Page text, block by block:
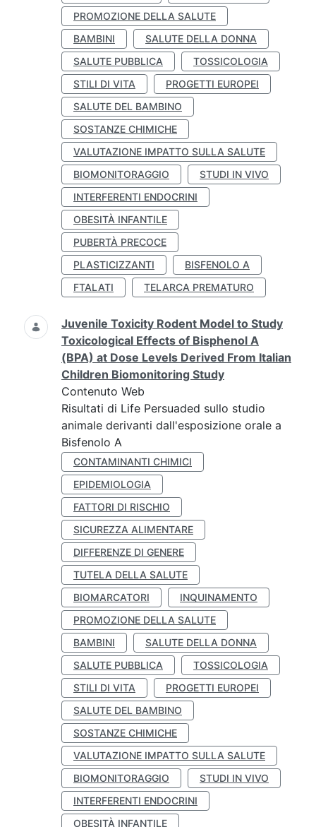
PROMOZIONE DELLA SALUTE
BAMBINI
SALUTE DELLA DONNA
SALUTE PUBBLICA
TOSSICOLOGIA
STILI DI VITA
PROGETTI EUROPEI
SALUTE DEL BAMBINO
SOSTANZE CHIMICHE
VALUTAZIONE IMPATTO SULLA SALUTE
BIOMONITORAGGIO
STUDI IN VIVO
INTERFERENTI ENDOCRINI
OBESITÀ INFANTILE
PUBERTÀ PRECOCE
PLASTICIZZANTI
BISFENOLO A
FTALATI
TELARCA PREMATURO
Juvenile Toxicity Rodent Model to Study
Toxicological Effects of Bisphenol A
(BPA) at Dose Levels Derived From Italian
Children Biomonitoring Study
Contenuto Web
Risultati di Life Persuaded sullo studio
animale derivanti dall'esposizione orale a
Bisfenolo A
CONTAMINANTI CHIMICI
EPIDEMIOLOGIA
FATTORI DI RISCHIO
SICUREZZA ALIMENTARE
DIFFERENZE DI GENERE
TUTELA DELLA SALUTE
BIOMARCATORI
INQUINAMENTO
PROMOZIONE DELLA SALUTE
BAMBINI
SALUTE DELLA DONNA
SALUTE PUBBLICA
TOSSICOLOGIA
STILI DI VITA
PROGETTI EUROPEI
SALUTE DEL BAMBINO
SOSTANZE CHIMICHE
VALUTAZIONE IMPATTO SULLA SALUTE
BIOMONITORAGGIO
STUDI IN VIVO
INTERFERENTI ENDOCRINI
OBESITÀ INFANTILE